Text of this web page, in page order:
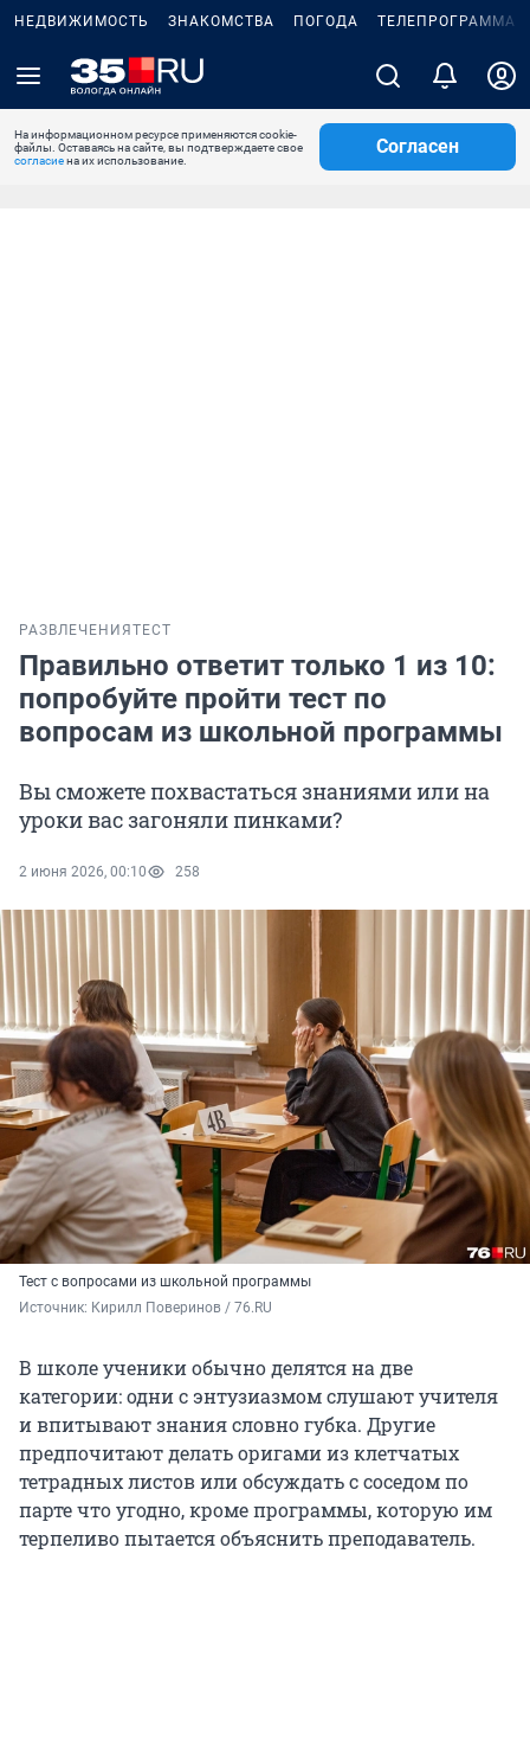
НЕДВИЖИМОСТЬ ЗНАКОМСТВА ПОГОДА ТЕЛЕПРОГРАММА
На информационном ресурсе применяются cookie-
файлы. Оставаясь на сайте, вы подтверждаете свое
согласиена их использование.
Согласен
РАЗВЛЕЧЕНИЯ ТЕСТ
Правильно ответит только 1 из 10:
попробуйте пройти тест по
вопросам из школьной программы
Вы сможете похвастаться знаниями или на
уроки вас загоняли пинками?
2 июня 2026, 00:10 258
Тест с вопросами из школьной программы
Источник: Кирилл Поверинов / 76.RU
В школе ученики обычно делятся на две
категории: одни с энтузиазмом слушают учителя
и впитывают знания словно губка. Другие
предпочитают делать оригами из клетчатых
тетрадных листов или обсуждать с соседом по
парте что угодно, кроме программы, которую им
терпеливо пытается объяснить преподаватель.